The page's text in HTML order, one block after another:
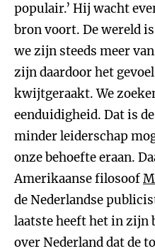
populair.’ Hij wacht
bron voort. De wereld
we zijn steeds meer
zijn daardoor het
kwijtgeraakt. We
eenduidigheid. Dat is
minder leiderschap
onze behoefte eraan.
Amerikaanse filosoof
de Nederlandse
laatste heeft het in zijn
over Nederland dat de